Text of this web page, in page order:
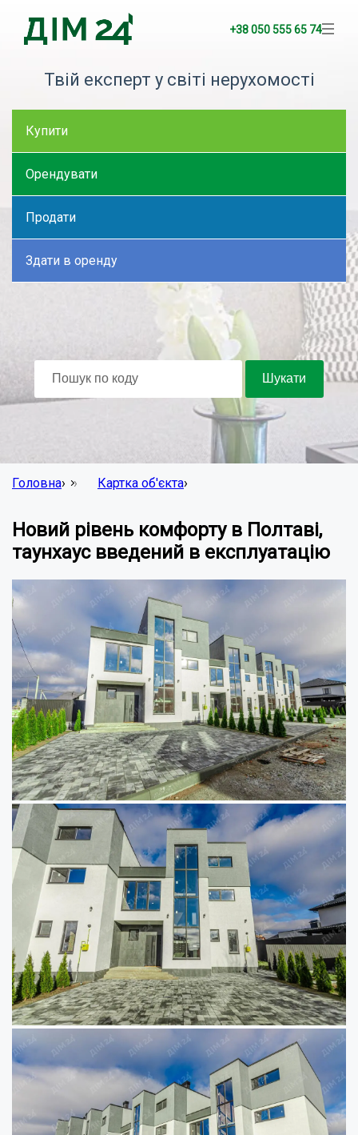
+38 050 555 65 74
Твій експерт у світі нерухомості
Купити
Орендувати
Продати
Здати в оренду
Головна› Картка об'єкта›
Новий рівень комфорту в Полтаві,
таунхаус введений в експлуатацію